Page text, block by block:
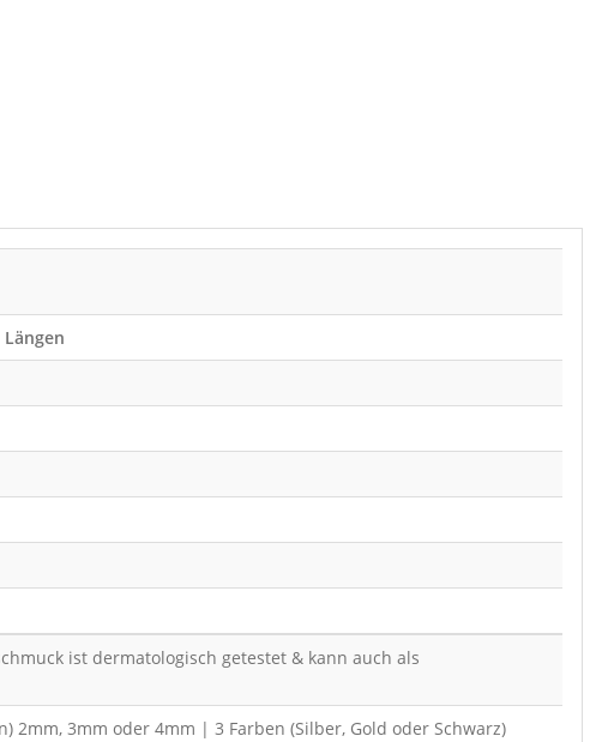
ist dermatologisch getestet & kann auch als
2mm, 3mm oder 4mm | 3 Farben (Silber, Gold oder Schwarz)